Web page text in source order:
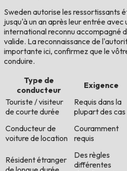
Sweden autorise les ressortissants
jusqu'à un an après leur entrée avec
international reconnu accompagné
valide. La reconnaissance de
importante ici, confirmez que le
conduire.
Type de
conducteur
Exigence
Touriste / visiteur
de courte durée
Requis dans la
plupart des cas
Conducteur de
voiture de location
Couramment
requis
Résident étranger
Des règles
différentes